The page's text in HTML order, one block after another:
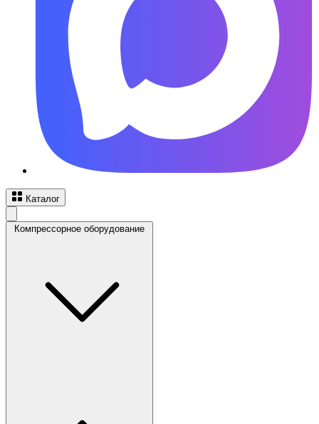
Каталог
Компрессорное оборудование